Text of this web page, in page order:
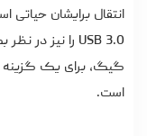
انتقال برایشان
USB 3.0 را نیز در نظر بگیرند.
گیگ، برای یک گزینه
است.